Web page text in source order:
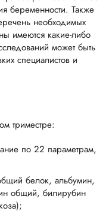
беременности. Также
необходимых
имеются какие-либо
может быть
специалистов и
триместре:
по 22 параметрам,
белок, альбумин,
общий, билирубин